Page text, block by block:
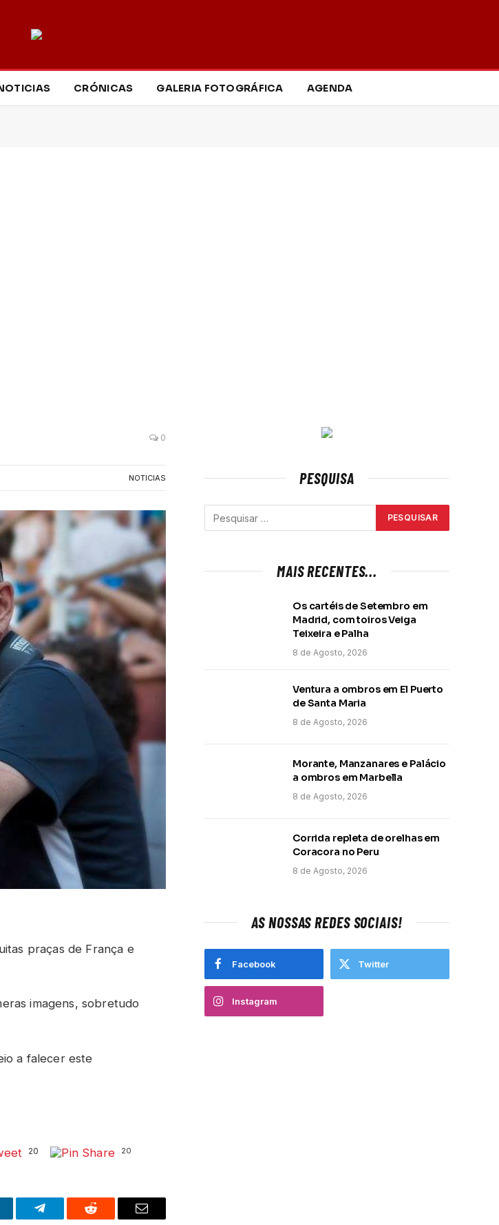
CRÓNICAS GALERIA FOTOGRÁFICA AGENDA
0
NOTICIAS
praças de França e
imagens, sobretudo
a falecer este
20 20
Telegram Reddit Email
PESQUISA
MAIS RECENTES...
Os cartéis de Setembro em
Madrid, com toiros Veiga
Teixeira e Palha
8 de Agosto, 2026
Ventura a ombros em El Puerto
de Santa Maria
8 de Agosto, 2026
Morante, Manzanares e Palácio
a ombros em Marbella
8 de Agosto, 2026
Corrida repleta de orelhas em
Coracora no Peru
8 de Agosto, 2026
AS NOSSAS REDES SOCIAIS!
Facebook Twitter
Instagram